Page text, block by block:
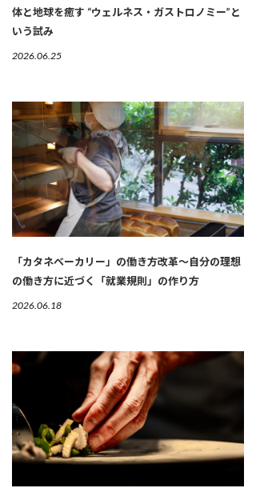
体と地球を癒す “ウェルネス・ガストロノミー”と
いう試み
2026.06.25
「カタネベーカリー」の働き方改革～自分の理想
の働き方に近づく「就業規則」の作り方
2026.06.18